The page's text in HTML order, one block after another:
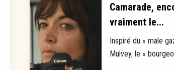
Camarade,
vraiment le...
Inspiré du « male
Mulvey, le «